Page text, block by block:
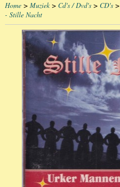
Home > Muziek> Cd's / Dvd's > CD's >
- Stille Nacht